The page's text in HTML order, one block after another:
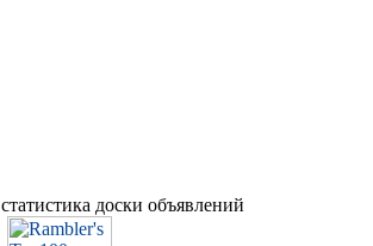
статистика доски объявлений